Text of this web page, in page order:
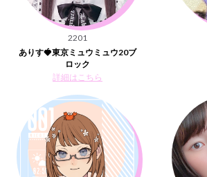
2201
ありす🍓東京ミュウミュウ20ブ
ロック
詳細はこちら